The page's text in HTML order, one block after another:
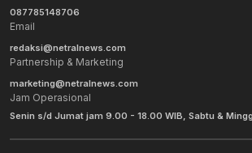
087785148706
Email
redaksi@netralnews.com
Partnership & Marketing
marketing@netralnews.com
Jam Operasional
Senin s/d Jumat jam 9.00 - 18.00 WIB, Sabtu &